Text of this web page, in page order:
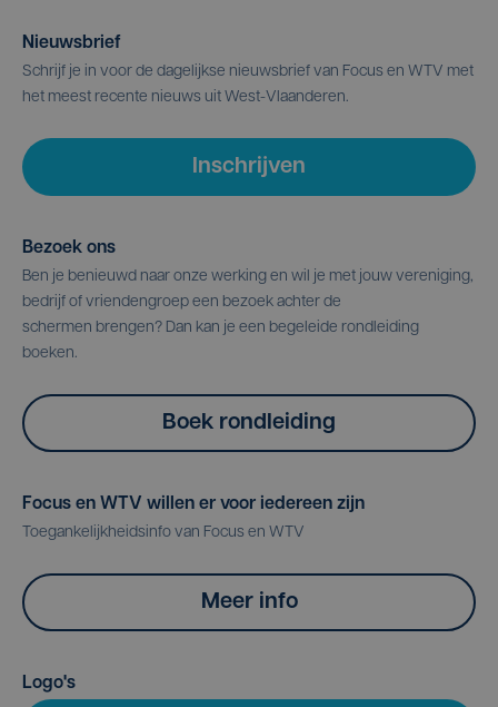
Nieuwsbrief
Schrijf je in voor de dagelijkse nieuwsbrief van Focus en WTV met
het meest recente nieuws uit West-Vlaanderen.
Inschrijven
Bezoek ons
Ben je benieuwd naar onze werking en wil je met jouw vereniging,
bedrijf of vriendengroep een bezoek achter de
schermen brengen? Dan kan je een begeleide rondleiding
boeken.
Boek rondleiding
Focus en WTV willen er voor iedereen zijn
Toegankelijkheidsinfo van Focus en WTV
Meer info
Logo's